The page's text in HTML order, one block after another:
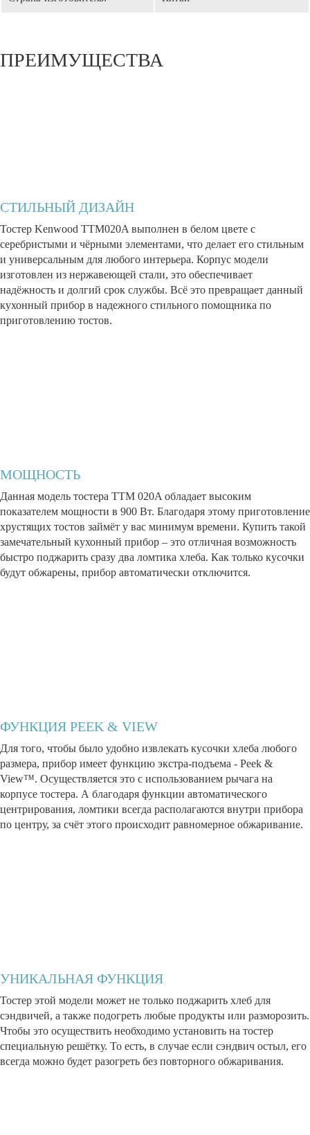
ПРЕИМУЩЕСТВА
СТИЛЬНЫЙ ДИЗАЙН
Тостер Kenwood TTM020A выполнен в белом цвете с
серебристыми и чёрными элементами, что делает его стильным
и универсальным для любого интерьера. Корпус модели
изготовлен из нержавеющей стали, это обеспечивает
надёжность и долгий срок службы. Всё это превращает данный
кухонный прибор в надежного стильного помощника по
приготовлению тостов.
МОЩНОСТЬ
Данная модель тостера TTM 020A обладает высоким
показателем мощности в 900 Вт. Благодаря этому приготовление
хрустящих тостов займёт у вас минимум времени. Купить такой
замечательный кухонный прибор – это отличная возможность
быстро поджарить сразу два ломтика хлеба. Как только кусочки
будут обжарены, прибор автоматически отключится.
ФУНКЦИЯ PEEK & VIEW
Для того, чтобы было удобно извлекать кусочки хлеба любого
размера, прибор имеет функцию экстра-подъема - Peek &
View™. Осуществляется это с использованием рычага на
корпусе тостера. А благодаря функции автоматического
центрирования, ломтики всегда располагаются внутри прибора
по центру, за счёт этого происходит равномерное обжаривание.
УНИКАЛЬНАЯ ФУНКЦИЯ
Тостер этой модели может не только поджарить хлеб для
сэндвичей, а также подогреть любые продукты или разморозить.
Чтобы это осуществить необходимо установить на тостер
специальную решётку. То есть, в случае если сэндвич остыл, его
всегда можно будет разогреть без повторного обжаривания.